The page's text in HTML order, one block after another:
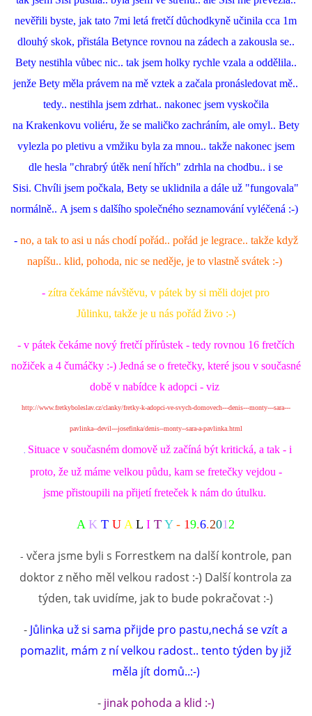
nevěřili byste, jak tato 7mi letá fretčí důchodkyně učinila cca 1m
dlouhý skok, přistála Betynce rovnou na zádech a zakousla se..
Bety nestihla vůbec nic.. tak jsem holky rychle vzala a oddělila..
jenže Bety měla právem na mě vztek a začala pronásledovat mě..
tedy.. nestihla jsem zdrhat.. nakonec jsem vyskočila
na Krakenkovu voliéru, že se maličko zachráním, ale omyl.. Bety
vylezla po pletivu a vmžiku byla za mnou.. takže nakonec jsem
dle hesla "chrabrý útěk není hřích" zdrhla na chodbu.. i se
Sisi. Chvíli jsem počkala, Bety se uklidnila a dále už "fungovala"
normálně.. A jsem s dalšího společného seznamování vyléčená :-)
- no, a tak to asi u nás chodí pořád.. pořád je legrace.. takže když
napíšu.. klid, pohoda, nic se neděje, je to vlastně svátek :-)
- zítra čekáme návštěvu, v pátek by si měli dojet pro
Jůlinku, takže je u nás pořád živo :-)
- v pátek čekáme nový fretčí přírůstek - tedy rovnou 16 fretčích
nožiček a 4 čumáčky :-) Jedná se o fretečky, které jsou v současné
době v nabídce k adopci - viz
http://www.fretkyboleslav.cz/clanky/fretky-k-adopci-ve-svych-domovech---denis---monty---sara---
pavlinka--devil---josefinka/denis--monty--sara-a-pavlinka.html
Situace v současném domově už začíná být kritická, a tak - i
proto, že už máme velkou půdu, kam se fretečky vejdou -
jsme přistoupili na přijetí freteček k nám do útulku.
AK T U A L I T Y- 19.6.2012
- včera jsme byli s Forrestkem na další kontrole, pan
doktor z něho měl velkou radost :-) Další kontrola za
týden, tak uvidíme, jak to bude pokračovat :-)
- Jůlinka už si sama přijde pro pastu,nechá se vzít a
pomazlit, mám z ní velkou radost.. tento týden by již
měla jít domů..:-)
- jinak pohoda a klid :-)